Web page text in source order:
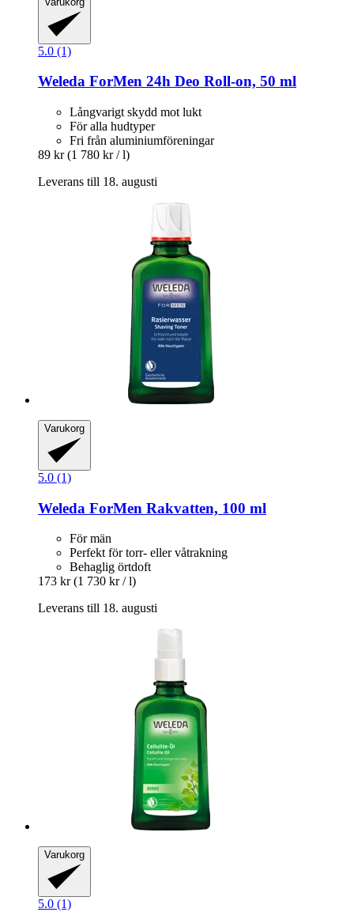
5.0 (1)
Weleda ForMen 24h Deo Roll-​on, 50 ml
Långvarigt skydd mot lukt
För alla hudtyper
Fri från aluminiumföreningar
89 kr (1 780 kr / l)
Leverans till 18. augusti
Varukorg
5.0 (1)
Weleda ForMen Rakvatten, 100 ml
För män
Perfekt för torr- eller våtrakning
Behaglig örtdoft
173 kr (1 730 kr / l)
Leverans till 18. augusti
Varukorg
5.0 (1)